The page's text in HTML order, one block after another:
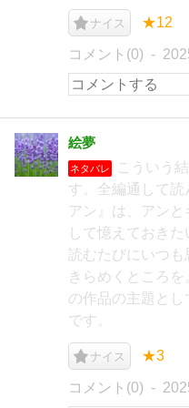
ナイス ★12
コメント(0)
絵夢
ネタバレ
こういう
す。全編通して
アン』は、アン
して憶えておき
読むたびにいつも
きらめくところ
の作品の主題と
です。
ナイス ★3
コメント(0)